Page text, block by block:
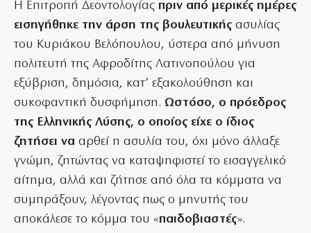
Η Επιτροπή Δεοντολογίαςπριν από μερικές ημέρες
εισηγήθηκε την άρση της βουλευτικής ασυλίας
του Κυριάκου Βελόπουλου, ύστερα από μήνυση
πολιτευτή της Αφροδίτης Λατινοπούλου για
εξύβριση, δημόσια, κατ’ εξακολούθηση και
συκοφαντική δυσφήμηση. Ωστόσο, ο πρόεδρος
της Ελληνικής Λύσης, ο οποίος είχε ο ίδιος
ζητήσει να αρθεί η ασυλία του, όχι μόνο άλλαξε
γνώμη, ζητώντας να καταψηφιστεί το εισαγγελικό
αίτημα, αλλά και ζήτησε από όλα τα κόμματα να
συμπράξουν, λέγοντας πως ο μηνυτής του
αποκάλεσε το κόμμα του «παιδοβιαστές».